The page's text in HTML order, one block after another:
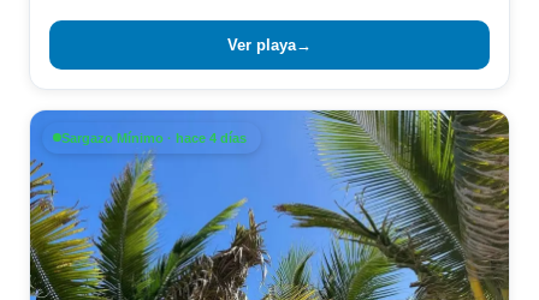
Ver playa→
Sargazo Mínimo · hace 4 días